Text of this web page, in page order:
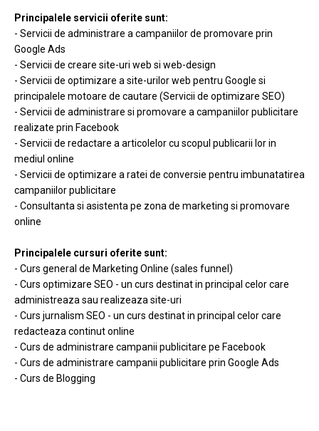
Principalele servicii oferite sunt:
- Servicii de administrare a campaniilor de promovare prin
Google Ads
- Servicii de creare site-uri web si web-design
- Servicii de optimizare a site-urilor web pentru Google si
principalele motoare de cautare (Servicii de optimizare SEO)
- Servicii de administrare si promovare a campaniilor publicitare
realizate prin Facebook
- Servicii de redactare a articolelor cu scopul publicarii lor in
mediul online
- Servicii de optimizare a ratei de conversie pentru imbunatatirea
campaniilor publicitare
- Consultanta si asistenta pe zona de marketing si promovare
online
Principalele cursuri oferite sunt:
- Curs general de Marketing Online (sales funnel)
- Curs optimizare SEO - un curs destinat in principal celor care
administreaza sau realizeaza site-uri
- Curs jurnalism SEO - un curs destinat in principal celor care
redacteaza continut online
- Curs de administrare campanii publicitare pe Facebook
- Curs de administrare campanii publicitare prin Google Ads
- Curs de Blogging